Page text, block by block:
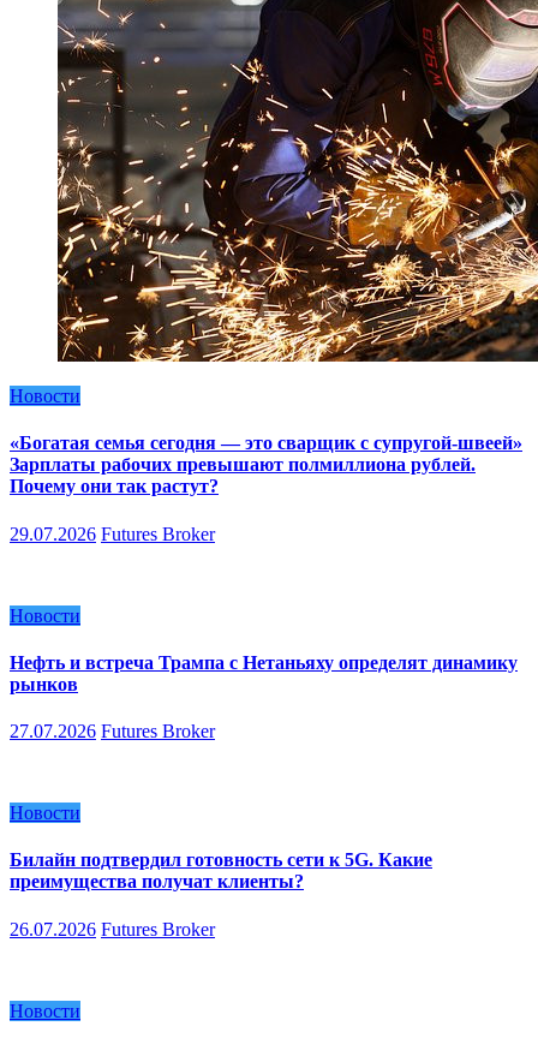
Новости
«Богатая семья сегодня — это сварщик с супругой-швеей»
Зарплаты рабочих превышают полмиллиона рублей.
Почему они так растут?
29.07.2026 Futures Broker
Новости
Нефть и встреча Трампа с Нетаньяху определят динамику
рынков
27.07.2026 Futures Broker
Новости
Билайн подтвердил готовность сети к 5G. Какие
преимущества получат клиенты?
26.07.2026 Futures Broker
Новости